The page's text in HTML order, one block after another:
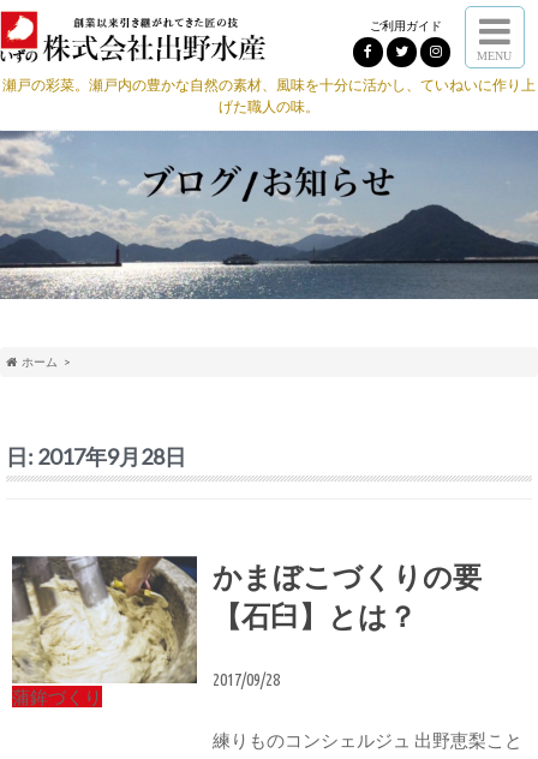
ご利用ガイド
MENU
瀬戸の彩菜。瀬戸内の豊かな自然の素材、風味を十分に活かし、ていねいに作り上
げた職人の味。
ホーム
日: 2017年9月28日
蒲鉾づくり
かまぼこづくりの要
【石臼】とは？
2017/09/28
練りものコンシェルジュ 出野恵梨こと